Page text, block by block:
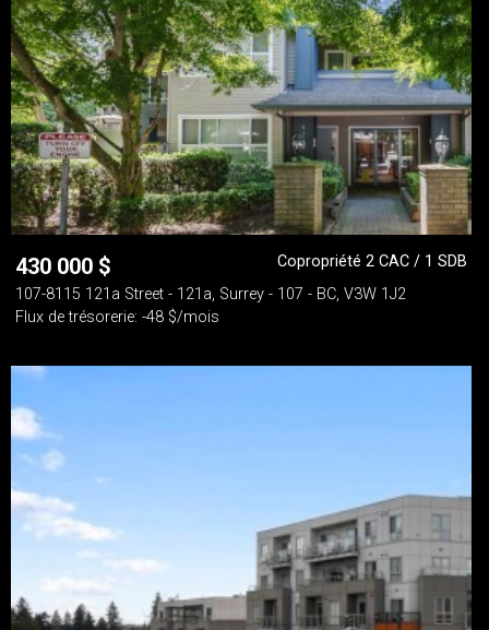
430 000 $
Copropriété 2 CAC / 1 SDB
107-8115 121a Street - 121a, Surrey - 107 - BC, V3W 1J2
Flux de trésorerie: -48 $/mois